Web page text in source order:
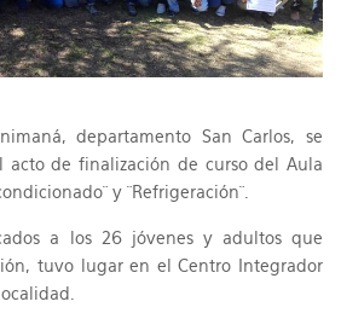
departamento San Carlos, se
acto de finalización de curso del Aula
y ¨Refrigeración¨.
a los 26 jóvenes y adultos que
tuvo lugar en el Centro Integrador